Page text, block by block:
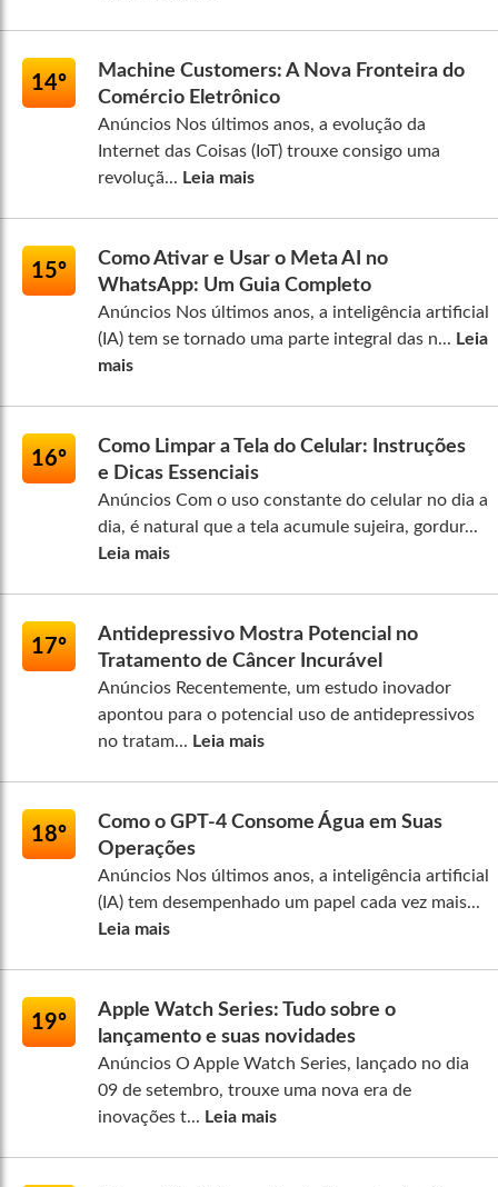
14º
Machine Customers: A Nova Fronteira do
Comércio Eletrônico
Anúncios Nos últimos anos, a evolução da
Internet das Coisas (IoT) trouxe consigo uma
revoluçã... Leia mais
15º
Como Ativar e Usar o Meta AI no
WhatsApp: Um Guia Completo
Anúncios Nos últimos anos, a inteligência artificial
(IA) tem se tornado uma parte integral das n... Leia
mais
16º
Como Limpar a Tela do Celular: Instruções
e Dicas Essenciais
Anúncios Com o uso constante do celular no dia a
dia, é natural que a tela acumule sujeira, gordur...
Leia mais
17º
Antidepressivo Mostra Potencial no
Tratamento de Câncer Incurável
Anúncios Recentemente, um estudo inovador
apontou para o potencial uso de antidepressivos
no tratam... Leia mais
18º
Como o GPT-4 Consome Água em Suas
Operações
Anúncios Nos últimos anos, a inteligência artificial
(IA) tem desempenhado um papel cada vez mais...
Leia mais
19º
Apple Watch Series: Tudo sobre o
lançamento e suas novidades
Anúncios O Apple Watch Series, lançado no dia
09 de setembro, trouxe uma nova era de
inovações t... Leia mais